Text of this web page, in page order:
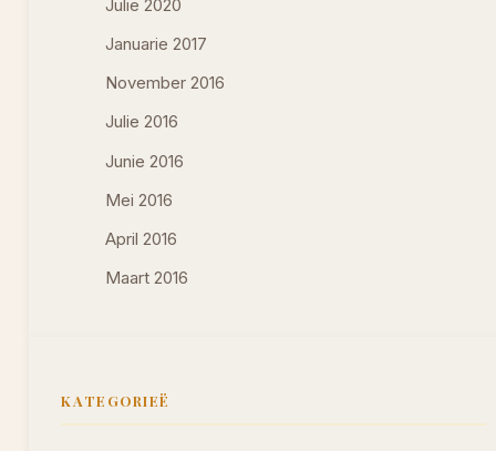
Julie 2020
Januarie 2017
November 2016
Julie 2016
Junie 2016
Mei 2016
April 2016
Maart 2016
KATEGORIEË